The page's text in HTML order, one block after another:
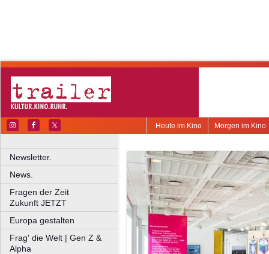
Morgen im Kino
Heute im Kino
Newsletter.
News.
Fragen der Zeit
Zukunft JETZT
Europa gestalten
Frag' die Welt | Gen Z &
Alpha